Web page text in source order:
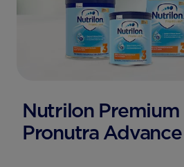
Nutrilon Premium
Pronutra Advance